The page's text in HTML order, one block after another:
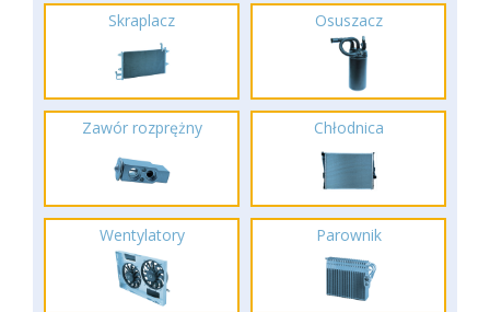
Skraplacz Osuszacz
Zawór rozprężny Chłodnica
Wentylatory Parownik